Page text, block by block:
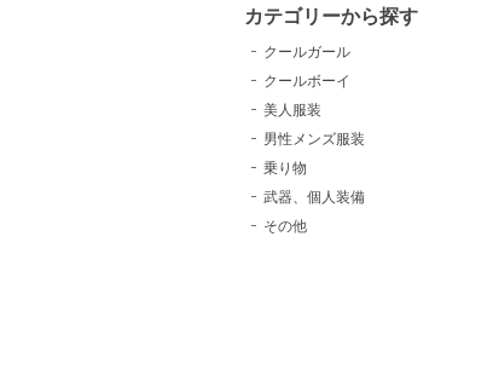
カテゴリーから探す
クールガール
クールボーイ
美人服装
男性メンズ服装
乗り物
武器、個人装備
その他